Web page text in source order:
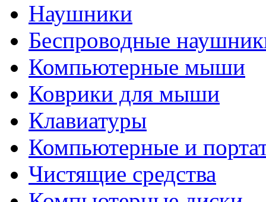
Наушники
Беспроводные
Компьютерные мыши
Коврики для мыши
Клавиатуры
Компьютерные и
Чистящие средства